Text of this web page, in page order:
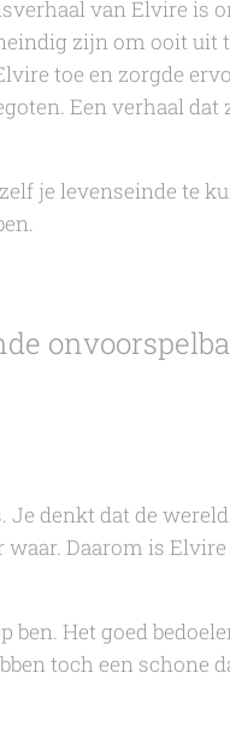
van Elvire is
zijn om ooit uit
toe en zorgde
Een verhaal dat
je levenseinde te
denkt dat de
Daarom is
Het goed
toch een schone